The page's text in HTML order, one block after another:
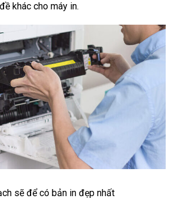
khác cho máy in.
sẽ để có bản in đẹp nhất